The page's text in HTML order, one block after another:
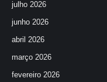
julho 2026
junho 2026
abril 2026
março 2026
fevereiro 2026